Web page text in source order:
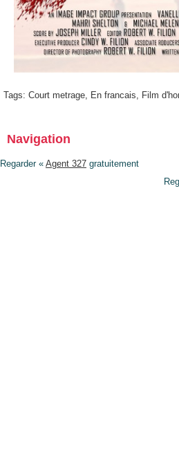
Tags: Court metrage, En francais, Film
Navigation
Regarder « Agent 327 gratuitement